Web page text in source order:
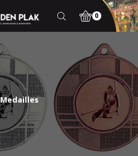
0
Medailles